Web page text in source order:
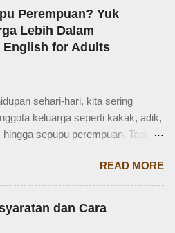
tidur. Terus kakak nangis. Sama
diajak main dan dipinjami
langsung memberondong Zaidan
pertanyaan. Mbak yang
yang mana? Kejadiannya
Ayau, mungkin juga dia
dengan reaksi saya. Bagaimana
Saya taksir usia Zaidan sekitar
di bangku TK, saya sudah tidak
rumah. Meniggalkan anak usia
di rumah, tentu saja saya terkejut.
sayur tak lama, 5 atau 10 menit
Perempuan? Yuk
Lebih Dalam
English for Adults
sehari-hari, kita sering
keluarga seperti kakak, adik,
sepupu perempuan. Tapi
Salah satu contoh yang
bahasa Inggris sepupu
Banyak orang mungkin tahu kata
tahukah kamu bahwa sepupu
READ MORE
dan Cara